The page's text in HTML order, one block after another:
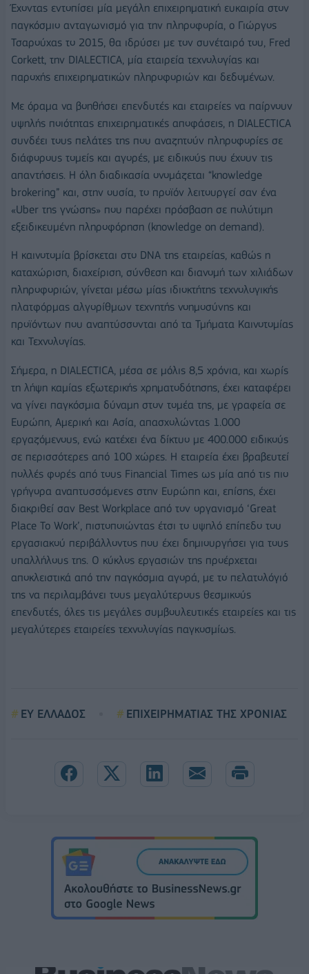
Έχοντας εντοπίσει μία μεγάλη επιχειρηματική ευκαιρία στον
παγκόσμιο ανταγωνισμό για την πληροφορία, o Γιώργος
Τσαρούχας το 2015, θα ιδρύσει με τον συνέταιρό του, Fred
Corkett, την DIALECTICA, μία εταιρεία τεχνολογίας και
παροχής επιχειρηματικών πληροφοριών και δεδομένων.
Με όραμα να βοηθήσει επενδυτές και εταιρείες να παίρνουν
υψηλής ποιότητας επιχειρηματικές αποφάσεις, η DIALECTICA
συνδέει τους πελάτες της που αναζητούν πληροφορίες σε
διάφορους τομείς και αγορές, με ειδικούς που έχουν τις
απαντήσεις. Η όλη διαδικασία ονομάζεται “knowledge
brokering” και, στην ουσία, το προϊόν λειτουργεί σαν ένα
«Uber της γνώσης» που παρέχει πρόσβαση σε πολύτιμη
εξειδικευμένη πληροφόρηση (knowledge on demand).
Η καινοτομία βρίσκεται στο DNA της εταιρείας, καθώς η
καταχώριση, διαχείριση, σύνθεση και διανομή των χιλιάδων
πληροφοριών, γίνεται μέσω μίας ιδιοκτήτης τεχνολογικής
πλατφόρμας αλγορίθμων τεχνητής νοημοσύνης και
προϊόντων που αναπτύσσονται από τα Τμήματα Καινοτομίας
και Τεχνολογίας.
Σήμερα, η DIALECTICA, μέσα σε μόλις 8,5 χρόνια, και χωρίς
τη λήψη καμίας εξωτερικής χρηματοδότησης, έχει καταφέρει
να γίνει παγκόσμια δύναμη στον τομέα της, με γραφεία σε
Ευρώπη, Αμερική και Ασία, απασχολώντας 1.000
εργαζόμενους, ενώ κατέχει ένα δίκτυο με 400.000 ειδικούς
σε περισσότερες από 100 χώρες. Η εταιρεία έχει βραβευτεί
πολλές φορές από τους Financial Times ως μία από τις πιο
γρήγορα αναπτυσσόμενες στην Ευρώπη και, επίσης, έχει
διακριθεί σαν Best Workplace από τον οργανισμό ‘Great
Place To Work’, πιστοποιώντας έτσι το υψηλό επίπεδο του
εργασιακού περιβάλλοντος που έχει δημιουργήσει για τους
υπαλλήλους της. O κύκλος εργασιών της προέρχεται
αποκλειστικά από την παγκόσμια αγορά, με το πελατολόγιό
της να περιλαμβάνει τους μεγαλύτερους θεσμικούς
επενδυτές, όλες τις μεγάλες συμβουλευτικές εταιρείες και τις
μεγαλύτερες εταιρείες τεχνολογίας παγκοσμίως.
ΕΥ ΕΛΛΑΔΟΣ ΕΠΙΧΕΙΡΗΜΑΤΙΑΣ ΤΗΣ ΧΡΟΝΙΑΣ